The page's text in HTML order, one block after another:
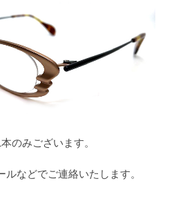
のみございます。
ルなどでご連絡いたします。